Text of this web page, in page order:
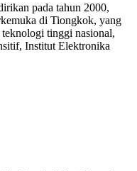
pada tahun 2000,
di Tiongkok, yang
teknologi tinggi nasional,
Institut Elektronika